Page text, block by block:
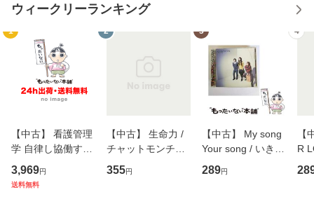
ウィークリーランキング
1
【中古】 看護管理
学 自律し協働する
専門職の看護マネ
ジメントスキル 改
3,969円
送料無料
2
【中古】 生命力 /
チャットモンチー /
キューンレコード
[CD]【メール便送
355円
3
【中古】 My song
Your song / いきも
のがかり / [CD]
【メール便送料無
289円
4
【
R
産